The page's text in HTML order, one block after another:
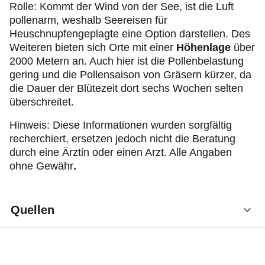
Rolle: Kommt der Wind von der See, ist die Luft
pollenarm, weshalb Seereisen für
Heuschnupfengeplagte eine Option darstellen. Des
Weiteren bieten sich Orte mit einer Höhenlage über
2000 Metern an. Auch hier ist die Pollenbelastung
gering und die Pollensaison von Gräsern kürzer, da
die Dauer der Blütezeit dort sechs Wochen selten
überschreitet.
Hinweis: Diese Informationen wurden sorgfältig
recherchiert, ersetzen jedoch nicht die Beratung
durch eine Ärztin oder einen Arzt. Alle Angaben
ohne Gewähr.
Quellen